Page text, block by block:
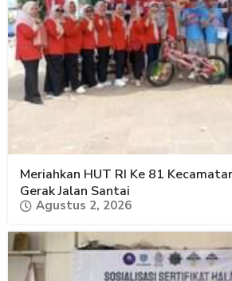
Meriahkan HUT RI Ke 81
Gerak Jalan Santai
Agustus 2, 2026